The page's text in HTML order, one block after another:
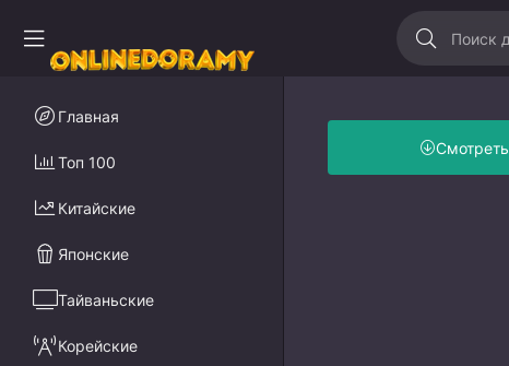
Смотреть
Главная
Топ 100
Китайские
Японские
Тайваньские
Корейские